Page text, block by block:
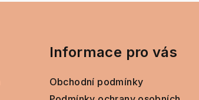
Informace pro vás
Obchodní podmínky